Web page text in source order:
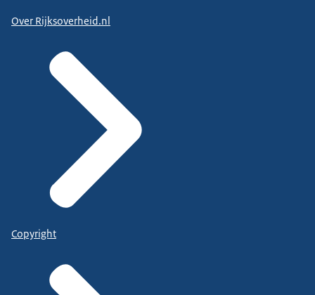
Over Rijksoverheid.nl
Copyright